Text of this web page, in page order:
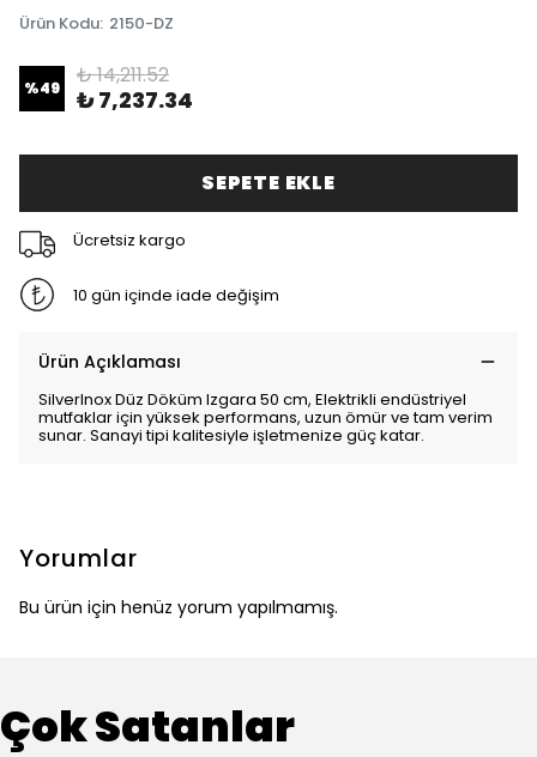
Ürün Kodu: 2150-DZ
%49 ₺ 14,211.52
₺ 7,237.34
SEPETE EKLE
Ücretsiz kargo
10 gün içinde iade değişim
Ürün Açıklaması
SilverInox Düz Döküm Izgara 50 cm, Elektrikli endüstriyel
mutfaklar için yüksek performans, uzun ömür ve tam verim
sunar. Sanayi tipi kalitesiyle işletmenize güç katar.
Yorumlar
Bu ürün için henüz yorum yapılmamış.
Çok Satanlar